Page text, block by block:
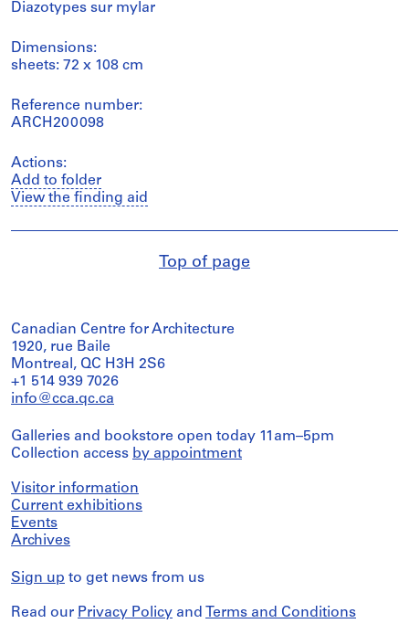
Diazotypes sur mylar
Dimensions:
sheets: 72 x 108 cm
Reference number:
ARCH200098
Actions:
Add to folder
View the finding aid
Top of page
Canadian Centre for Architecture
1920, rue Baile
Montreal, QC H3H 2S6
+1 514 939 7026
info@cca.qc.ca
Galleries and bookstore open today 11am–5pm
Collection access by appointment
Visitor information
Current exhibitions
Events
Archives
Sign up to get news from us
Read our Privacy Policy and Terms and Conditions